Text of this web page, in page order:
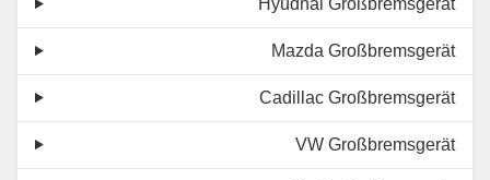
Mazda Großbremsgerät
Cadillac Großbremsgerät
VW Großbremsgerät